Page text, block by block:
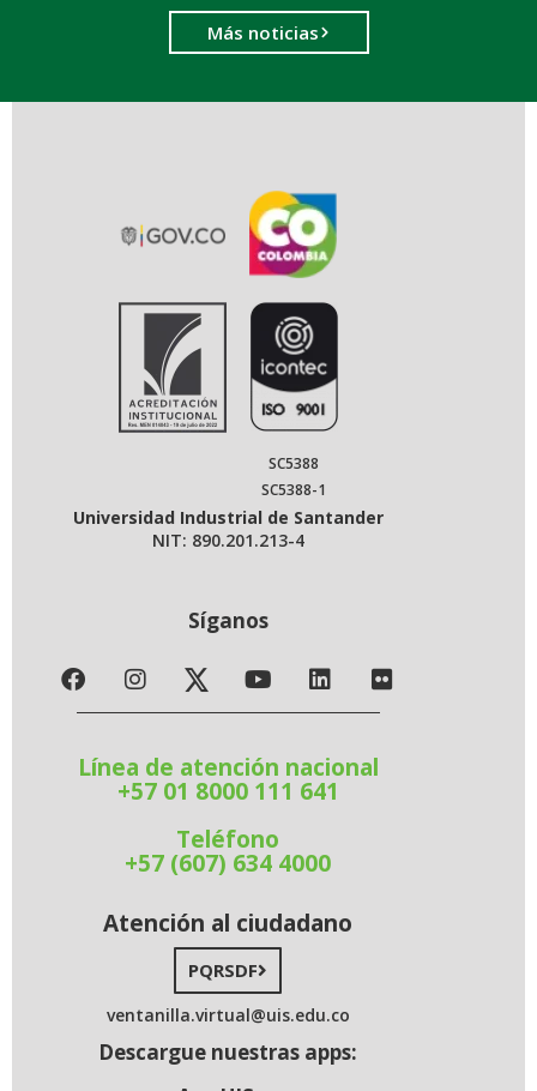
Más noticias